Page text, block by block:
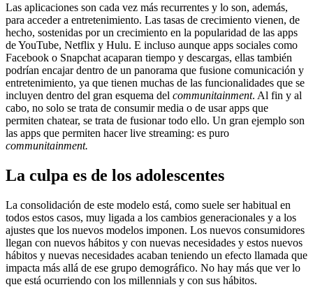
Las aplicaciones son cada vez más recurrentes y lo son, además,
para acceder a entretenimiento. Las tasas de crecimiento vienen, de
hecho, sostenidas por un crecimiento en la popularidad de las apps
de YouTube, Netflix y Hulu. E incluso aunque apps sociales como
Facebook o Snapchat acaparan tiempo y descargas, ellas también
podrían encajar dentro de un panorama que fusione comunicación y
entretenimiento, ya que tienen muchas de las funcionalidades que se
incluyen dentro del gran esquema del communitainment. Al fin y al
cabo, no solo se trata de consumir media o de usar apps que
permiten chatear, se trata de fusionar todo ello. Un gran ejemplo son
las apps que permiten hacer live streaming: es puro
communitainment.
La culpa es de los adolescentes
La consolidación de este modelo está, como suele ser habitual en
todos estos casos, muy ligada a los cambios generacionales y a los
ajustes que los nuevos modelos imponen. Los nuevos consumidores
llegan con nuevos hábitos y con nuevas necesidades y estos nuevos
hábitos y nuevas necesidades acaban teniendo un efecto llamada que
impacta más allá de ese grupo demográfico. No hay más que ver lo
que está ocurriendo con los millennials y con sus hábitos.